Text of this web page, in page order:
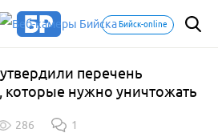
Бийск-online
перечень
которые нужно уничтожать
286 1